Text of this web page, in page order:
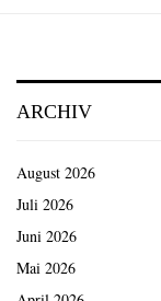
ARCHIV
August 2026
Juli 2026
Juni 2026
Mai 2026